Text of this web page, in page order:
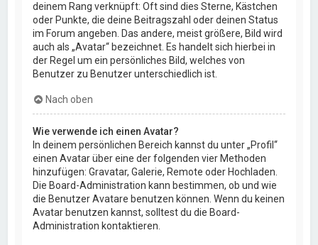
deinem Rang verknüpft: Oft sind dies Sterne, Kästchen
oder Punkte, die deine Beitragszahl oder deinen Status
im Forum angeben. Das andere, meist größere, Bild wird
auch als „Avatar“ bezeichnet. Es handelt sich hierbei in
der Regel um ein persönliches Bild, welches von
Benutzer zu Benutzer unterschiedlich ist.
Nach oben
Wie verwende ich einen Avatar?
In deinem persönlichen Bereich kannst du unter „Profil“
einen Avatar über eine der folgenden vier Methoden
hinzufügen: Gravatar, Galerie, Remote oder Hochladen.
Die Board-Administration kann bestimmen, ob und wie
die Benutzer Avatare benutzen können. Wenn du keinen
Avatar benutzen kannst, solltest du die Board-
Administration kontaktieren.